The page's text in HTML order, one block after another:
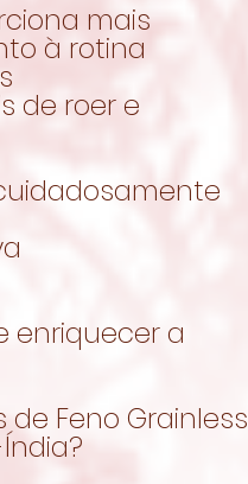
mais
à rotina
de roer e
enriquecer a
de Feno Grainless